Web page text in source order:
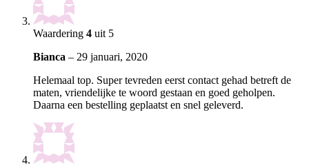
Waardering 4 uit 5
Bianca – 29 januari, 2020
Helemaal top. Super tevreden eerst contact gehad betreft de
maten, vriendelijke te woord gestaan en goed geholpen.
Daarna een bestelling geplaatst en snel geleverd.